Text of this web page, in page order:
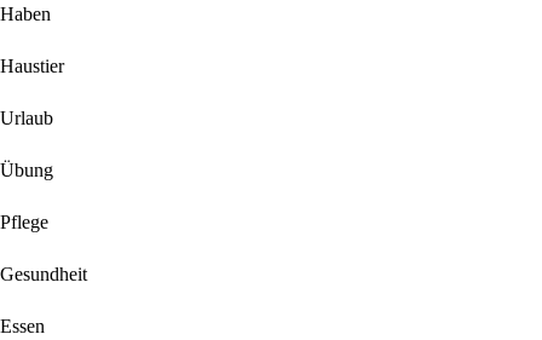
Haben
Haustier
Urlaub
Übung
Pflege
Gesundheit
Essen